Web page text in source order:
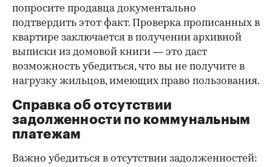
попросите продавца документально
подтвердить этот факт. Проверка прописанных в
квартире заключается в получении архивной
выписки из домовой книги — это даст
возможность убедиться, что вы не получите в
нагрузку жильцов, имеющих право пользования.
Справка об отсутствии
задолженности по коммунальным
платежам
Важно убедиться в отсутствии задолженностей: